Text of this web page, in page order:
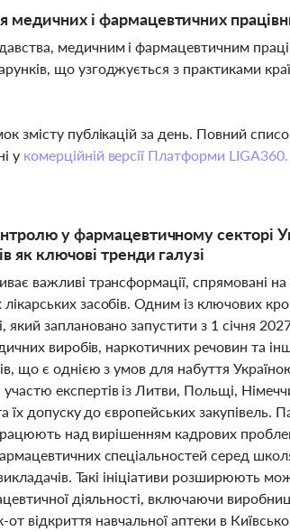
медичних і фармацевтичних
медичним і фармацевтичним
що узгоджується з практиками
змісту публікацій за день. Повний
у комерційній версії Платформи LIGA360.
у фармацевтичному секторі
як ключові тренди галузі
важливі трансформації, спрямовані на
засобів. Одним із ключових
заплановано запустити з 1 січня
виробів, наркотичних речовин та
що є однією з умов для набуття
експертів із Литви, Польщі,
їх допуску до європейських
над вирішенням кадрових
спеціальностей серед
Такі ініціативи розширюють
діяльності, включаючи
от відкриття навчальної аптеки в